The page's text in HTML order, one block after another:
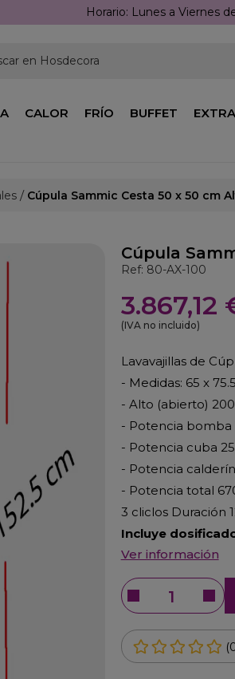
Llámanos: 976
en Hosdecora
CALOR FRÍO BUFFET
Cúpula Sammic Cesta 50 x 50 cm
Cúpula
Ref: 80-AX-100
3.867,12
(IVA no incluido)
Lavavajillas de
- Medidas: 65 x
- Alto (abierto)
- Potencia bomba
- Potencia cuba
- Potencia
- Potencia total
3 cliclos Duración
Incluye
Ver información